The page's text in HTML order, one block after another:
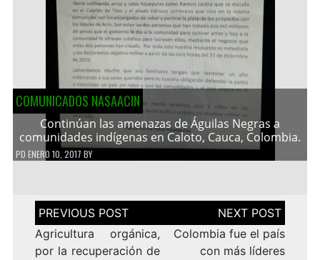
COMUNICADOS NASAACIN
Continúan las amenazas de Águilas Negras a
comunidades indígenas en Caloto, Cauca, Colombia.
PD ENERO 10, 2017 BY
Navegación
de
entradas
Agricultura orgánica,
por la recuperación de
Colombia fue el país
con más líderes